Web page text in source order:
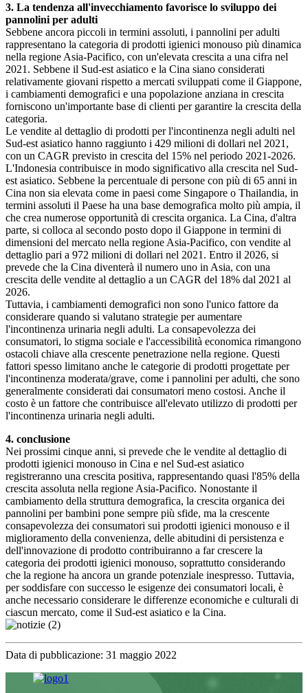
3. La tendenza all'invecchiamento favorisce lo sviluppo dei
pannolini per adulti
Sebbene ancora piccoli in termini assoluti, i pannolini per adulti
rappresentano la categoria di prodotti igienici monouso più dinamica
nella regione Asia-Pacifico, con un'elevata crescita a una cifra nel
2021. Sebbene il Sud-est asiatico e la Cina siano considerati
relativamente giovani rispetto a mercati sviluppati come il Giappone,
i cambiamenti demografici e una popolazione anziana in crescita
forniscono un'importante base di clienti per garantire la crescita della
categoria.
Le vendite al dettaglio di prodotti per l'incontinenza negli adulti nel
Sud-est asiatico hanno raggiunto i 429 milioni di dollari nel 2021,
con un CAGR previsto in crescita del 15% nel periodo 2021-2026.
L'Indonesia contribuisce in modo significativo alla crescita nel Sud-
est asiatico. Sebbene la percentuale di persone con più di 65 anni in
Cina non sia elevata come in paesi come Singapore o Thailandia, in
termini assoluti il ​​Paese ha una base demografica molto più ampia, il
che crea numerose opportunità di crescita organica. La Cina, d'altra
parte, si colloca al secondo posto dopo il Giappone in termini di
dimensioni del mercato nella regione Asia-Pacifico, con vendite al
dettaglio pari a 972 milioni di dollari nel 2021. Entro il 2026, si
prevede che la Cina diventerà il numero uno in Asia, con una
crescita delle vendite al dettaglio a un CAGR del 18% dal 2021 al
2026.
Tuttavia, i cambiamenti demografici non sono l'unico fattore da
considerare quando si valutano strategie per aumentare
l'incontinenza urinaria negli adulti. La consapevolezza dei
consumatori, lo stigma sociale e l'accessibilità economica rimangono
ostacoli chiave alla crescente penetrazione nella regione. Questi
fattori spesso limitano anche le categorie di prodotti progettate per
l'incontinenza moderata/grave, come i pannolini per adulti, che sono
generalmente considerati dai consumatori meno costosi. Anche il
costo è un fattore che contribuisce all'elevato utilizzo di prodotti per
l'incontinenza urinaria negli adulti.
4. conclusione
Nei prossimi cinque anni, si prevede che le vendite al dettaglio di
prodotti igienici monouso in Cina e nel Sud-est asiatico
registreranno una crescita positiva, rappresentando quasi l'85% della
crescita assoluta nella regione Asia-Pacifico. Nonostante il
cambiamento della struttura demografica, la crescita organica dei
pannolini per bambini pone sempre più sfide, ma la crescente
consapevolezza dei consumatori sui prodotti igienici monouso e il
miglioramento della convenienza, delle abitudini di persistenza e
dell'innovazione di prodotto contribuiranno a far crescere la
categoria dei prodotti igienici monouso, soprattutto considerando
che la regione ha ancora un grande potenziale inespresso. Tuttavia,
per soddisfare con successo le esigenze dei consumatori locali, è
anche necessario considerare le differenze economiche e culturali di
ciascun mercato, come il Sud-est asiatico e la Cina.
Data di pubblicazione: 31 maggio 2022